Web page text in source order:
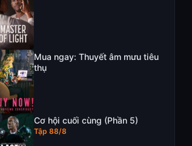
Mua ngay: Thuyết âm mưu tiêu
thụ
Cơ hội cuối cùng (Phần 5)
Tập 88/8